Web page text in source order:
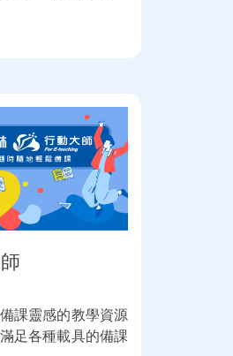
課靈感的教學資源
足各種載具的備課